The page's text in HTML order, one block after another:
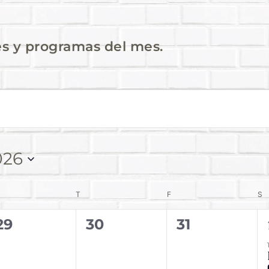
y programas del mes.
T F S
0
30
0
31